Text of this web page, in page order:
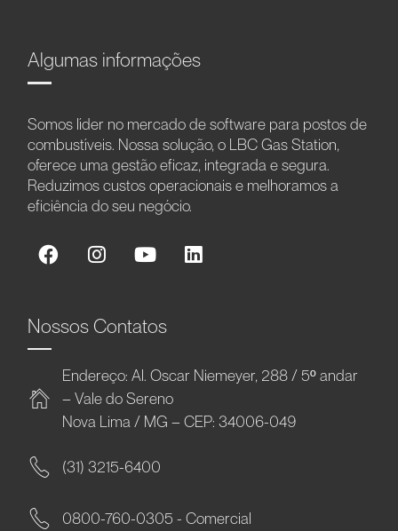
Algumas informações
Somos líder no mercado de software para postos de
combustíveis. Nossa solução, o LBC Gas Station,
oferece uma gestão eficaz, integrada e segura.
Reduzimos custos operacionais e melhoramos a
eficiência do seu negócio.
Nossos Contatos
Endereço: Al. Oscar Niemeyer, 288 / 5º andar
– Vale do Sereno
Nova Lima / MG – CEP: 34006-049
(31) 3215-6400
0800-760-0305 - Comercial